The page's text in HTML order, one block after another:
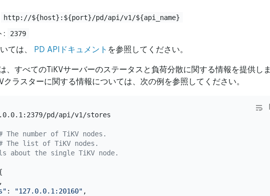
http://${host}:${port}/pd/api/v1/${api_name}
: 2379
ては、 PD APIドキュメント を参照してください。
、すべてのTiKVサーバーのステータスと負荷分散に関する情報を提供しま
クラスターに関する情報については、次の例を参照してください。
pd/api/v1/stores
The number of TiKV nodes.
The list of TiKV nodes.
about the single TiKV node.
: "127.0.0.1:20160" ,